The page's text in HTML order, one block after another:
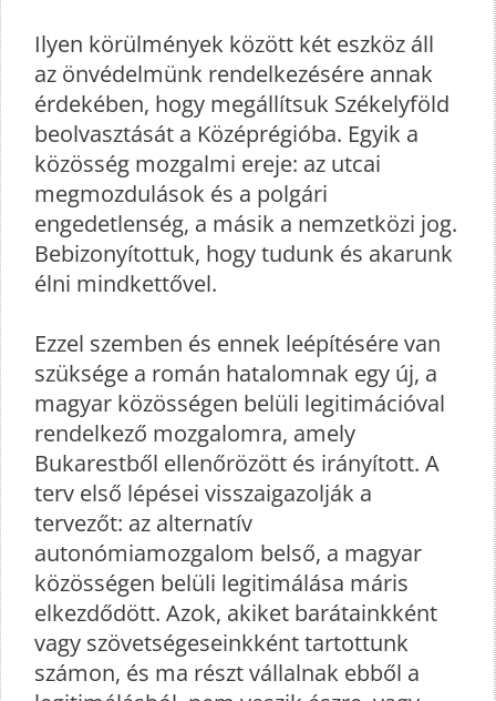
Ilyen körülmények között két eszköz áll
az önvédelmünk rendelkezésére annak
érdekében, hogy megállítsuk Székelyföld
beolvasztását a Középrégióba. Egyik a
közösség mozgalmi ereje: az utcai
megmozdulások és a polgári
engedetlenség, a másik a nemzetközi jog.
Bebizonyítottuk, hogy tudunk és akarunk
élni mindkettővel.
Ezzel szemben és ennek leépítésére van
szüksége a román hatalomnak egy új, a
magyar közösségen belüli legitimációval
rendelkező mozgalomra, amely
Bukarestből ellenőrözött és irányított. A
terv első lépései visszaigazolják a
tervezőt: az alternatív
autonómiamozgalom belső, a magyar
közösségen belüli legitimálása máris
elkezdődött. Azok, akiket barátainkként
vagy szövetségeseinkként tartottunk
számon, és ma részt vállalnak ebből a